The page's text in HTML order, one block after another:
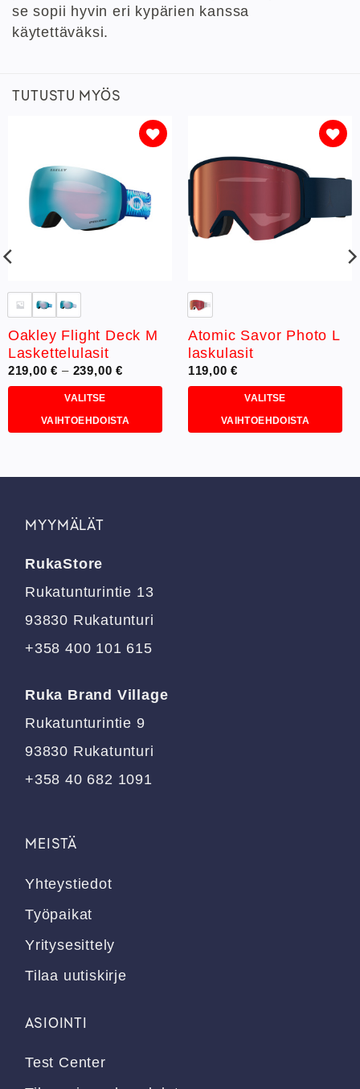
se sopii hyvin eri kypärien kanssa
käytettäväksi.
TUTUSTU MYÖS
toivelistaan
Oakley Flight Deck M
Laskettelulasit
219,00€ – 239,00€ Hintaluokka:
VALITSE
VAIHTOEHDOISTA
on
Voit
valinnat
sivulla.
toivelistaan
Atomic Savor Photo L
laskulasit
119,00€
VALITSE
VAIHTOEHDOISTA
on
MYYMÄLÄT
RukaStore
Rukatunturintie 13
93830 Rukatunturi
+358 400 101 615
Ruka Brand Village
Rukatunturintie 9
93830 Rukatunturi
+358 40 682 1091
MEISTÄ
Yhteystiedot
Työpaikat
Yritysesittely
Tilaa uutiskirje
ASIOINTI
Test Center